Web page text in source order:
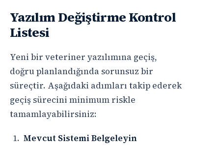
Yazılım Değiştirme Kontrol
Listesi
Yeni bir veteriner yazılımına geçiş,
doğru planlandığında sorunsuz bir
süreçtir. Aşağıdaki adımları takip ederek
geçiş sürecini minimum riskle
tamamlayabilirsiniz:
Mevcut Sistemi Belgeleyin